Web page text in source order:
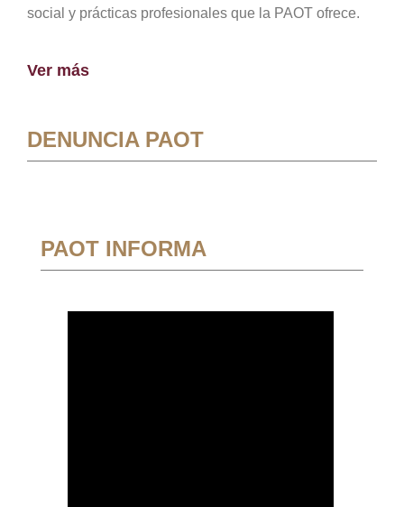
social y prácticas profesionales que la PAOT ofrece.
Ver más
DENUNCIA PAOT
PAOT INFORMA